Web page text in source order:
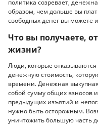
политика созревает,
образом, чем дольше вы
свободных денег вы можете
Что вы получаете,
жизни?
Люди, которые
денежную стоимость,
времени. Денежная
собой сумму общих взносов
предыдущих изъятий и
нужно быть осторожным.
уничтожить большую часть